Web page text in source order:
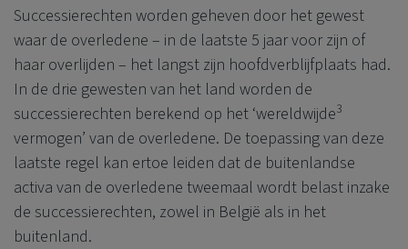
Successierechten worden geheven door het gewest
waar de overledene – in de laatste 5 jaar voor zijn of
haar overlijden – het langst zijn hoofdverblijfplaats had.
In de drie gewesten van het land worden de
successierechten berekend op het ‘wereldwijde3
vermogen’ van de overledene. De toepassing van deze
laatste regel kan ertoe leiden dat de buitenlandse
activa van de overledene tweemaal wordt belast inzake
de successierechten, zowel in België als in het
buitenland.